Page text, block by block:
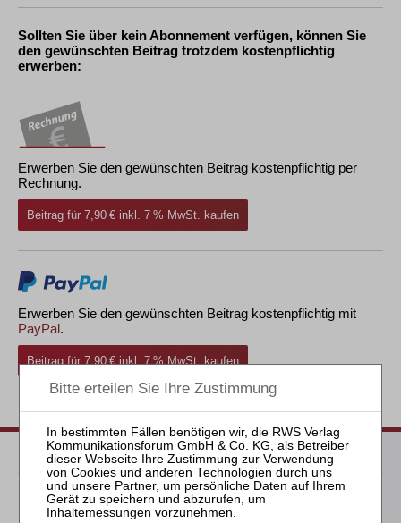
Sollten Sie über kein Abonnement verfügen, können Sie
den gewünschten Beitrag trotzdem kostenpflichtig
erwerben:
Erwerben Sie den gewünschten Beitrag kostenpflichtig per
Rechnung.
Beitrag für 7,90 € inkl. 7 % MwSt. kaufen
Erwerben Sie den gewünschten Beitrag kostenpflichtig mit
PayPal.
Beitrag für 7,90 € inkl. 7 % MwSt. kaufen
Passende Bücher
Schröder